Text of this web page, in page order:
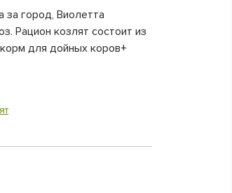
за город, Виолетта
Рацион козлят состоит из
для дойных коров+